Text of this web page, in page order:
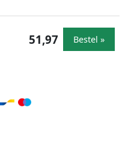
51,97 Bestel »